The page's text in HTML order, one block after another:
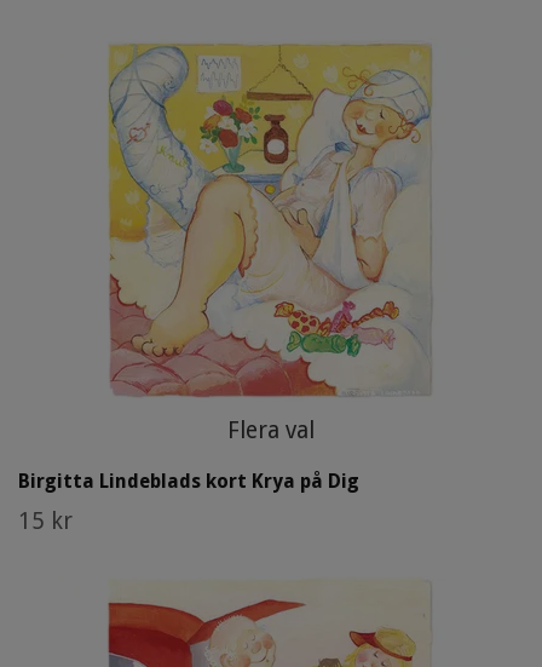
Flera val
Birgitta Lindeblads kort Krya på Dig
15 kr